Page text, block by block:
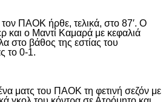
ΠΑΟΚ ήρθε, τελικά, στο 87′. Ο
και ο Μαντί Καμαρά με κεφαλιά
στο βάθος της εστίας του
το 0-1.
ματς του ΠΑΟΚ τη φετινή σεζόν με